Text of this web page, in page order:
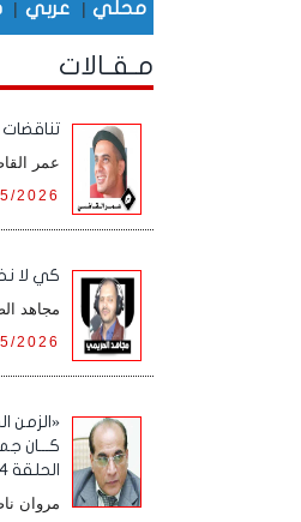
محلي | عربي |
مـقـالات
عمر
2026
كي لا
مجاهد
2026
«الزمن
كـــان
الحلقة 154
مروان